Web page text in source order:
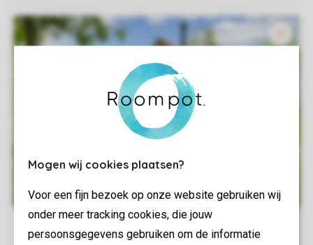
Mogen wij cookies plaatsen?
Voor een fijn bezoek op onze website gebruiken wij
onder meer tracking cookies, die jouw
persoonsgegevens gebruiken om de informatie